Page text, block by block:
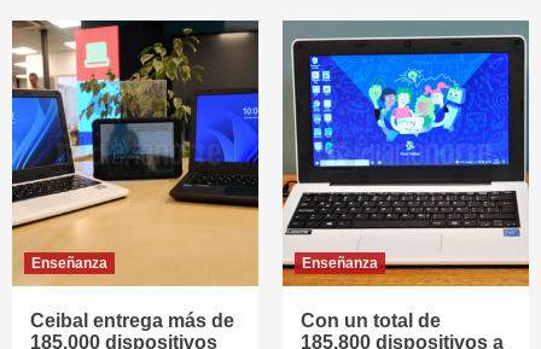
Enseñanza
Ceibal entrega más de
185.000 dispositivos
Enseñanza
Con un total de
185.800 dispositivos a